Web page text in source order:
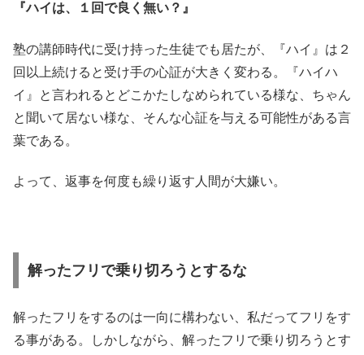
『ハイは、１回で良く無い？』
塾の講師時代に受け持った生徒でも居たが、『ハイ』は２
回以上続けると受け手の心証が大きく変わる。『ハイハ
イ』と言われるとどこかたしなめられている様な、ちゃん
と聞いて居ない様な、そんな心証を与える可能性がある言
葉である。
よって、返事を何度も繰り返す人間が大嫌い。
解ったフリで乗り切ろうとするな
解ったフリをするのは一向に構わない、私だってフリをす
る事がある。しかしながら、解ったフリで乗り切ろうとす